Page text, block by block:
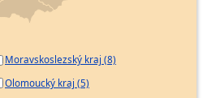
Moravskoslezský kraj (8)
Olomoucký kraj (5)